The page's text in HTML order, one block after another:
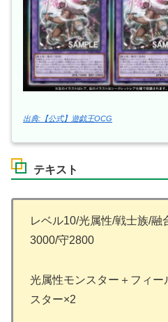
出典:【公式】遊戯王OCG
テキスト
レベル10/光属性/戦士族/融
3000/守2800
光属性モンスター＋フィー
スター×2